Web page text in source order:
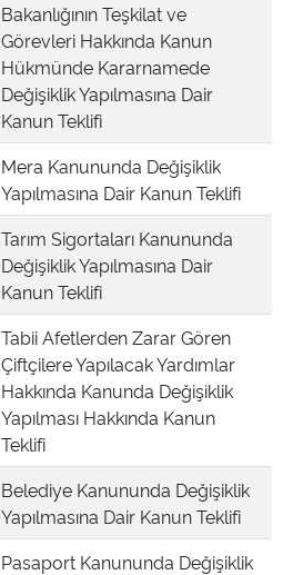
Bakanlığının Teşkilat ve
Görevleri Hakkında Kanun
Hükmünde Kararnamede
Değişiklik Yapılmasına Dair
Kanun Teklifi
Mera Kanununda Değişiklik
Yapılmasına Dair Kanun Teklifi
Tarım Sigortaları Kanununda
Değişiklik Yapılmasına Dair
Kanun Teklifi
Tabii Afetlerden Zarar Gören
Çiftçilere Yapılacak Yardımlar
Hakkında Kanunda Değişiklik
Yapılması Hakkında Kanun
Teklifi
Belediye Kanununda Değişiklik
Yapılmasına Dair Kanun Teklifi
Pasaport Kanununda Değişiklik